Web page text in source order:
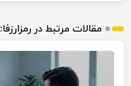
مقالات مرتبط در رمزارزفا: